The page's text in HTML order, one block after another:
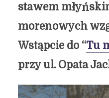
stawem
morenowych
Wstąpcie do “Tu
przy ul. Opata